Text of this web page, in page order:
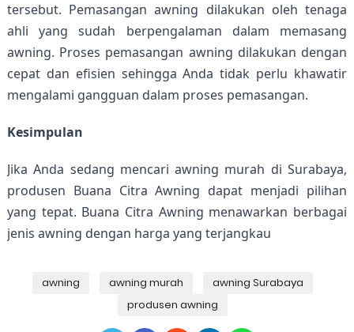
tersebut. Pemasangan awning dilakukan oleh tenaga
ahli yang sudah berpengalaman dalam memasang
awning. Proses pemasangan awning dilakukan dengan
cepat dan efisien sehingga Anda tidak perlu khawatir
mengalami gangguan dalam proses pemasangan.
Kesimpulan
Jika Anda sedang mencari awning murah di Surabaya,
produsen Buana Citra Awning dapat menjadi pilihan
yang tepat. Buana Citra Awning menawarkan berbagai
jenis awning dengan harga yang terjangkau
awning awning murah
awning Surabaya
produsen awning